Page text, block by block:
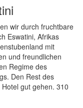
wir durch fruchtbare
Eswatini, Afrikas
mit
und freundlichen
Regime des
Den Rest des
gut gehen. 310